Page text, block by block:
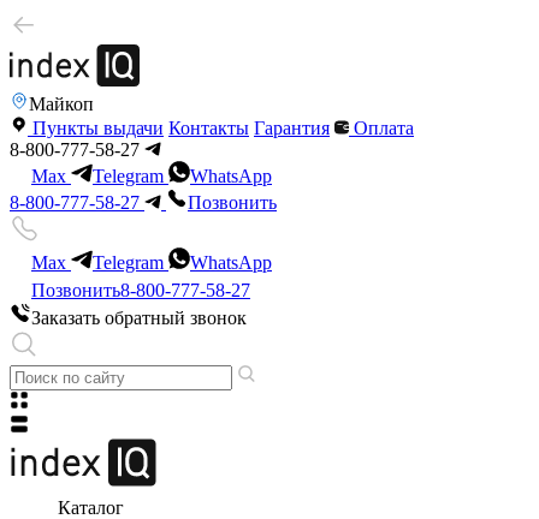
Майкоп
Пункты выдачи Контакты Гарантия
Оплата
8-800-777-58-27
Max
Telegram
WhatsApp
8-800-777-58-27
Позвонить
Max Telegram
WhatsApp
Позвонить8-800-777-58-27
Заказать обратный звонок
Каталог